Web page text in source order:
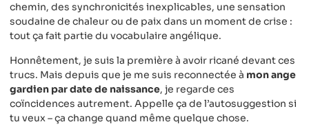
chemin, des synchronicités inexplicables, une sensation
soudaine de chaleur ou de paix dans un moment de crise :
tout ça fait partie du vocabulaire angélique.
Honnêtement, je suis la première à avoir ricané devant ces
trucs. Mais depuis que je me suis reconnectée à mon ange
gardien par date de naissance, je regarde ces
coïncidences autrement. Appelle ça de l’autosuggestion si
tu veux – ça change quand même quelque chose.